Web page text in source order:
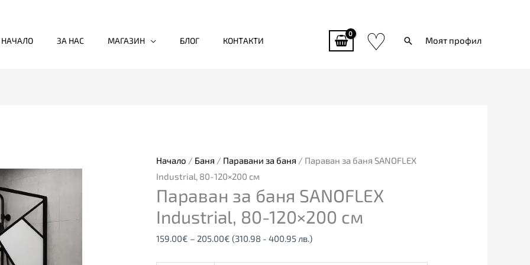
НАЧАЛО ЗА НАС МАГАЗИН БЛОГ КОНТАКТИ ♡ ТърсиМоят профил
Начало / Баня / Паравани за баня / Параван за баня SANOFLEX
Industrial, 80-120×200 см
Параван за баня SANOFLEX
Industrial, 80-120×200 см
159.00€ – 205.00€
through
205.00€
(310.98 - 400.95 лв.)
за
баня
SANOFLEX
Industrial,
80-
120×200